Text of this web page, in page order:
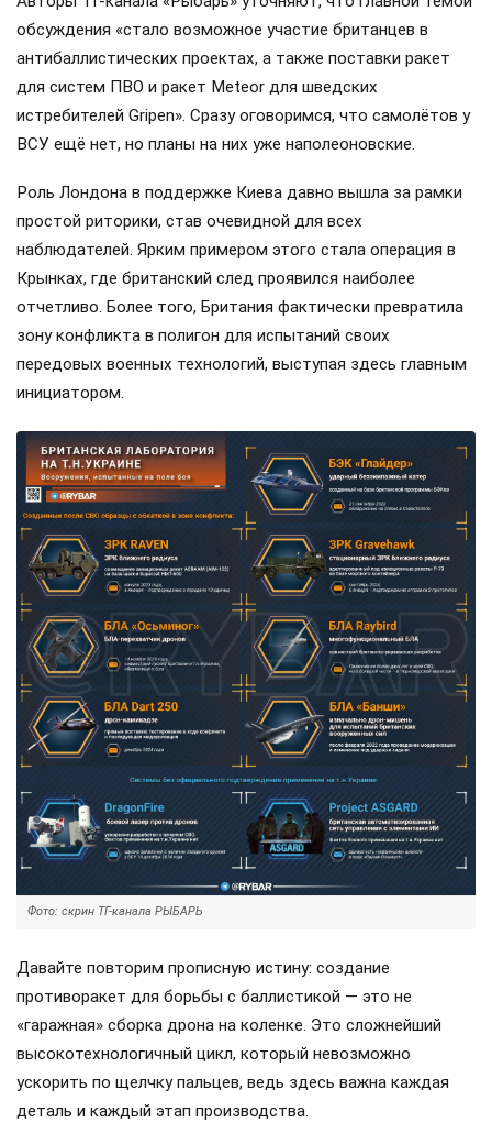
обсуждения «стало возможное участие британцев в
антибаллистических проектах, а также поставки ракет
для систем ПВО и ракет Meteor для шведских
истребителей Gripen». Сразу оговоримся, что самолётов у
ВСУ ещё нет, но планы на них уже наполеоновские.
Роль Лондона в поддержке Киева давно вышла за рамки
простой риторики, став очевидной для всех
наблюдателей. Ярким примером этого стала операция в
Крынках, где британский след проявился наиболее
отчетливо. Более того, Британия фактически превратила
зону конфликта в полигон для испытаний своих
передовых военных технологий, выступая здесь главным
инициатором.
Фото: скрин ТГ-канала РЫБАРЬ
Давайте повторим прописную истину: создание
противоракет для борьбы с баллистикой — это не
«гаражная» сборка дрона на коленке. Это сложнейший
высокотехнологичный цикл, который невозможно
ускорить по щелчку пальцев, ведь здесь важна каждая
деталь и каждый этап производства.